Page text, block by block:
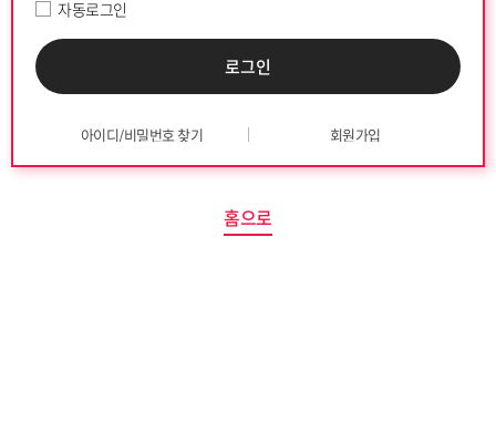
자동로그인
아이디/비밀번호 찾기 회원가입
홈으로